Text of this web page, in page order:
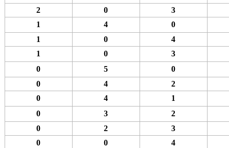
2
0
3
1
4
0
1
0
4
1
0
3
0
5
0
0
4
2
0
4
1
0
3
2
0
2
3
0
0 4